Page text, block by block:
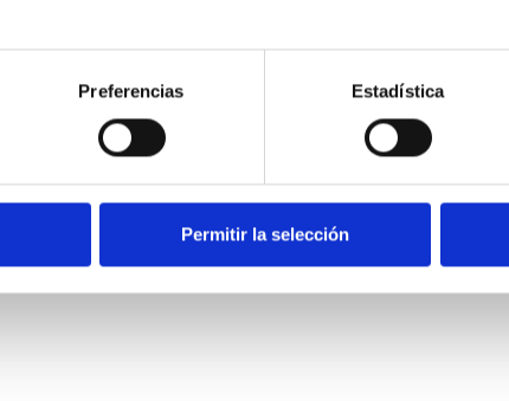
Preferencias Estadística
Permitir la selección